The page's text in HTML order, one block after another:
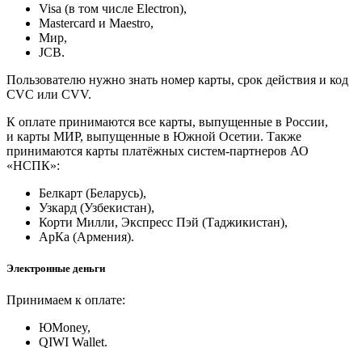
Visa (в том числе Electron),
Masterсard и Maestro,
Мир,
JCB.
Пользователю нужно знать номер карты, срок действия и код
CVC или CVV.
К оплате принимаются все карты, выпущенные в России,
и карты МИР, выпущенные в Южной Осетии. Также
принимаются карты платёжных систем-партнеров АО
«НСПК»:
Белкарт (Беларусь),
Узкард (Узбекистан),
Корти Милли, Экспресс Пэй (Таджикистан),
АрКа (Армения).
Электронные деньги
Принимаем к оплате:
ЮMoney,
QIWI Wallet.